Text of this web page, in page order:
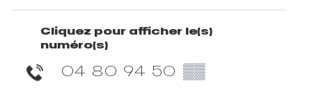
Cliquez pour afficher le(s)
numéro(s)
04 80 94 50 ▒▒